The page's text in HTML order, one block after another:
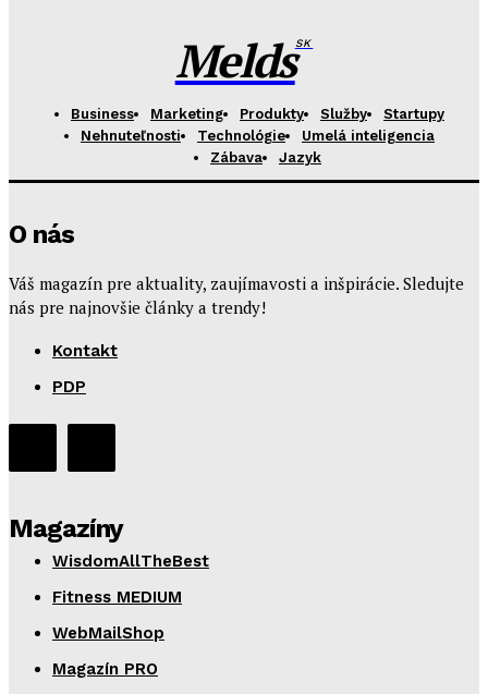
MeldsSK
Business Marketing Produkty Služby
Startupy
Nehnuteľnosti
Technológie
Umelá inteligencia
Zábava
Jazyk
O nás
Váš magazín pre aktuality, zaujímavosti a inšpirácie. Sledujte
nás pre najnovšie články a trendy!
Kontakt
PDP
Magazíny
WisdomAllTheBest
Fitness MEDIUM
WebMailShop
Magazín PRO